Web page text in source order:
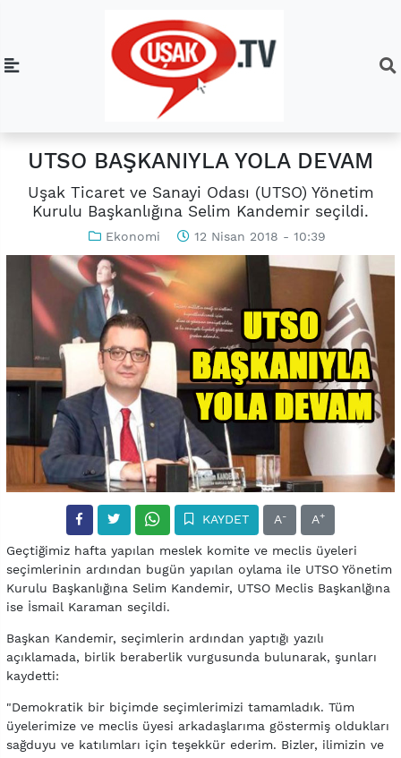
UTSO BAŞKANIYLA YOLA DEVAM
Uşak Ticaret ve Sanayi Odası (UTSO) Yönetim
Kurulu Başkanlığına Selim Kandemir seçildi.
Ekonomi 12 Nisan 2018 - 10:39
KAYDET A- A+
Geçtiğimiz hafta yapılan meslek komite ve meclis üyeleri
seçimlerinin ardından bugün yapılan oylama ile UTSO Yönetim
Kurulu Başkanlığına Selim Kandemir, UTSO Meclis Başkanlğına
ise İsmail Karaman seçildi.
Başkan Kandemir, seçimlerin ardından yaptığı yazılı
açıklamada, birlik beraberlik vurgusunda bulunarak, şunları
kaydetti:
"Demokratik bir biçimde seçimlerimizi tamamladık. Tüm
üyelerimize ve meclis üyesi arkadaşlarıma göstermiş oldukları
sağduyu ve katılımları için teşekkür ederim. Bizler, ilimizin ve